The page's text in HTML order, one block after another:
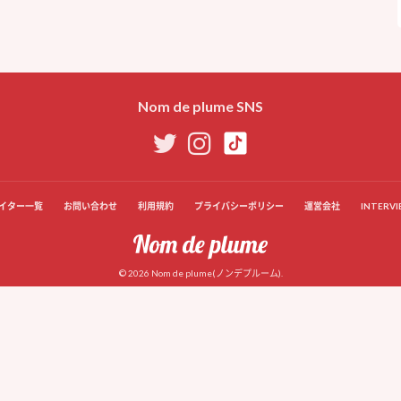
Nom de plume SNS
ター一覧 お問い合わせ 利用規約 プライバシーポリシー 運営会社
© 2026 Nom de plume(ノンデプルーム).